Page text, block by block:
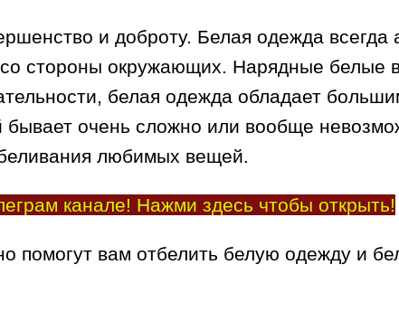
и доброту. Белая одежда
стороны окружающих. Нарядные белые
белая одежда обладает
бывает очень сложно или вообще
любимых вещей.
канале! Нажми здесь чтобы открыть!
помогут вам отбелить белую одежду и